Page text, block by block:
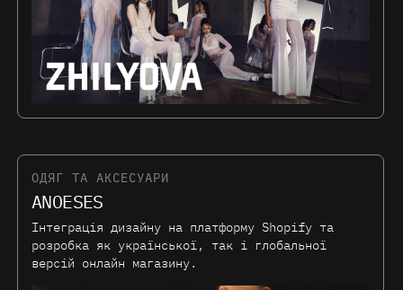
ОДЯГ ТА АКСЕСУАРИ
ANOESES
Інтеграція дизайну на платформу Shopify та
розробка як української, так і глобальної
версій онлайн магазину.